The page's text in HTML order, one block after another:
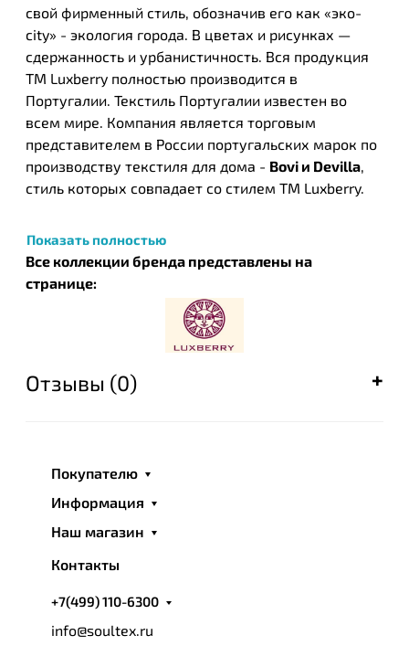
свой фирменный стиль, обозначив его как «эко-
city» - экология города. В цветах и рисунках —
сдержанность и урбанистичность. Вся продукция
ТМ Luxberry полностью производится в
Португалии. Текстиль Португалии известен во
всем мире. Компания является торговым
представителем в России португальских марок по
производству текстиля для дома - Bovi и Devilla
стиль которых совпадает со стилем ТМ Luxberry.
Показать полностью
Все коллекции бренда представлены на
странице:
Отзывы (0)
Покупателю
Информация
Наш магазин
Контакты
+7(499) 110-6300
info@soultex.ru